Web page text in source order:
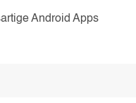
Android Apps